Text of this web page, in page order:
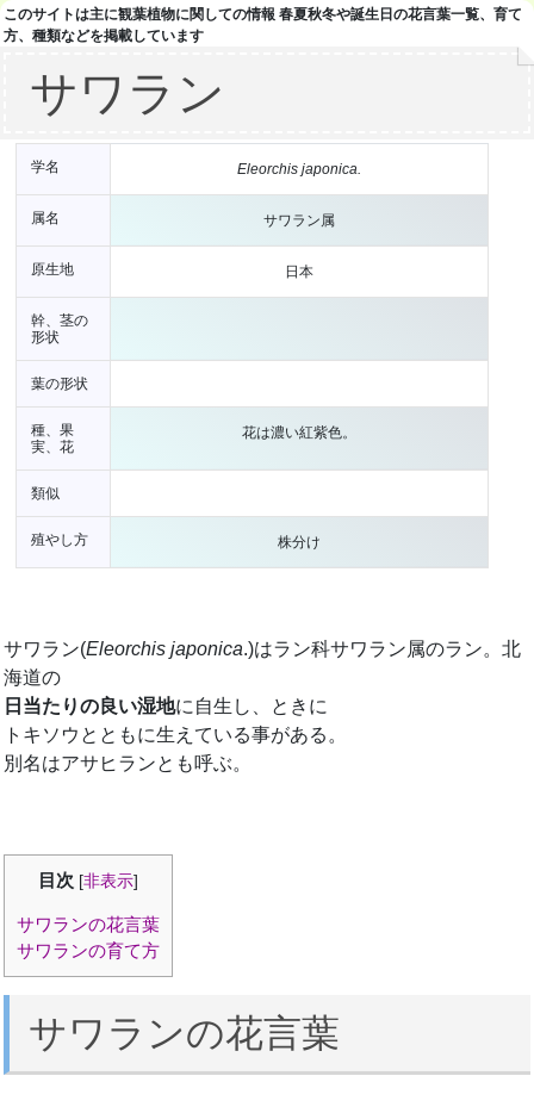
このサイトは主に観葉植物に関しての情報 春夏秋冬や誕生日の花言葉一覧、育て
方、種類などを掲載しています
サワラン
学名 Eleorchis japonica.
属名 サワラン属
原生地 日本
幹、茎の
形状
葉の形状
種、果
実、花
花は濃い紅紫色。
類似
殖やし方 株分け
サワラン(Eleorchis japonica.)はラン科サワラン属のラン。北
海道の
日当たりの良い湿地に自生し、ときに
トキソウとともに生えている事がある。
別名はアサヒランとも呼ぶ。
目次 [非表示]
サワランの花言葉
サワランの育て方
サワランの花言葉